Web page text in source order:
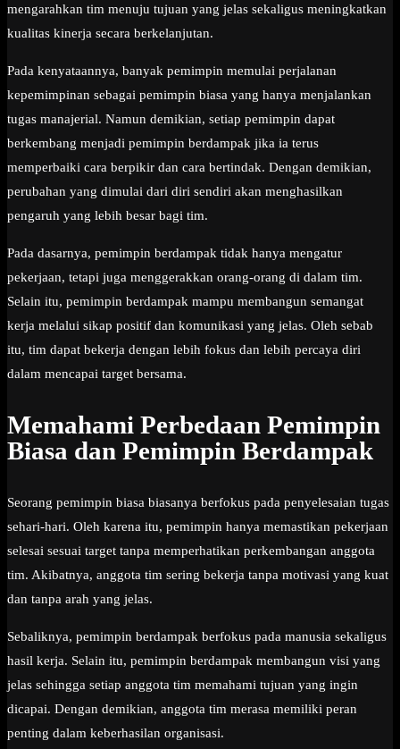
mengarahkan tim menuju tujuan yang jelas sekaligus meningkatkan
kualitas kinerja secara berkelanjutan.
Pada kenyataannya, banyak pemimpin memulai perjalanan
kepemimpinan sebagai pemimpin biasa yang hanya menjalankan
tugas manajerial. Namun demikian, setiap pemimpin dapat
berkembang menjadi pemimpin berdampak jika ia terus
memperbaiki cara berpikir dan cara bertindak. Dengan demikian,
perubahan yang dimulai dari diri sendiri akan menghasilkan
pengaruh yang lebih besar bagi tim.
Pada dasarnya, pemimpin berdampak tidak hanya mengatur
pekerjaan, tetapi juga menggerakkan orang-orang di dalam tim.
Selain itu, pemimpin berdampak mampu membangun semangat
kerja melalui sikap positif dan komunikasi yang jelas. Oleh sebab
itu, tim dapat bekerja dengan lebih fokus dan lebih percaya diri
dalam mencapai target bersama.
Memahami Perbedaan Pemimpin
Biasa dan Pemimpin Berdampak
Seorang pemimpin biasa biasanya berfokus pada penyelesaian tugas
sehari-hari. Oleh karena itu, pemimpin hanya memastikan pekerjaan
selesai sesuai target tanpa memperhatikan perkembangan anggota
tim. Akibatnya, anggota tim sering bekerja tanpa motivasi yang kuat
dan tanpa arah yang jelas.
Sebaliknya, pemimpin berdampak berfokus pada manusia sekaligus
hasil kerja. Selain itu, pemimpin berdampak membangun visi yang
jelas sehingga setiap anggota tim memahami tujuan yang ingin
dicapai. Dengan demikian, anggota tim merasa memiliki peran
penting dalam keberhasilan organisasi.